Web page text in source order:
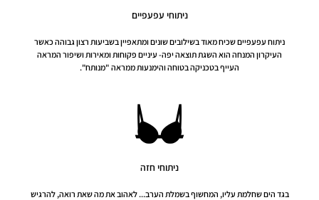
ניתוחי עפעפיים
ניתוח עפעפיים שכיח מאוד בשילובים שונים ומתאפיין בשביעות רצון גבוהה כאשר
העיקרון המנחה הוא השגת תוצאה יפה- עיניים פקוחות ומאירות ושיפור המראה
העייף בטכניקה בטוחה והימנעות ממראה "מנותח".
ניתוחי חזה
בגד הים שחלמת עליו, המחשוף בשמלת הערב... לאהוב את מה שאת רואה, להרגיש